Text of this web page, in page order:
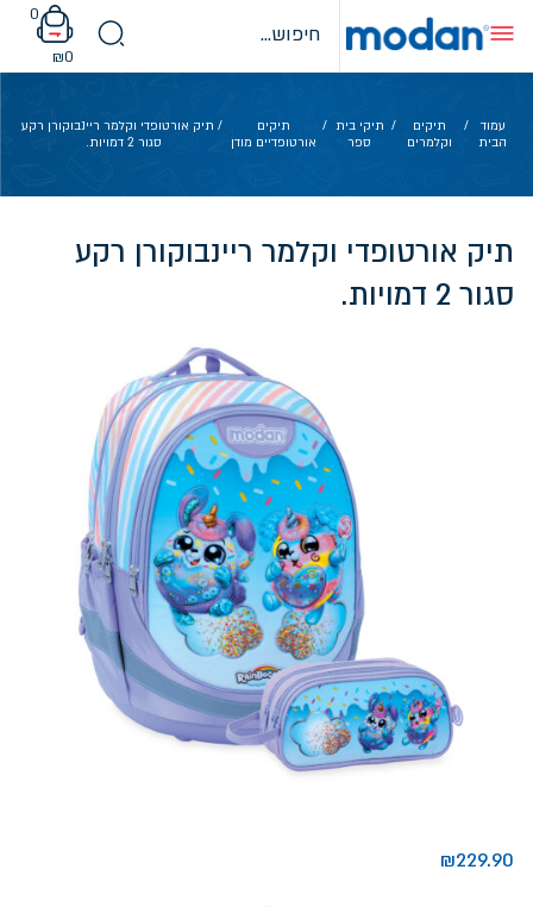
content
0
₪0
עמוד
הבית
/
תיקים
וקלמרים
/ תיקי בית
ספר
/
תיקים
אורטופדיים מודן
/ תיק אורטופדי וקלמר ריינבוקורן רקע
סגור 2 דמויות.
תיק אורטופדי וקלמר ריינבוקורן רקע
סגור 2 דמויות.
₪229.90